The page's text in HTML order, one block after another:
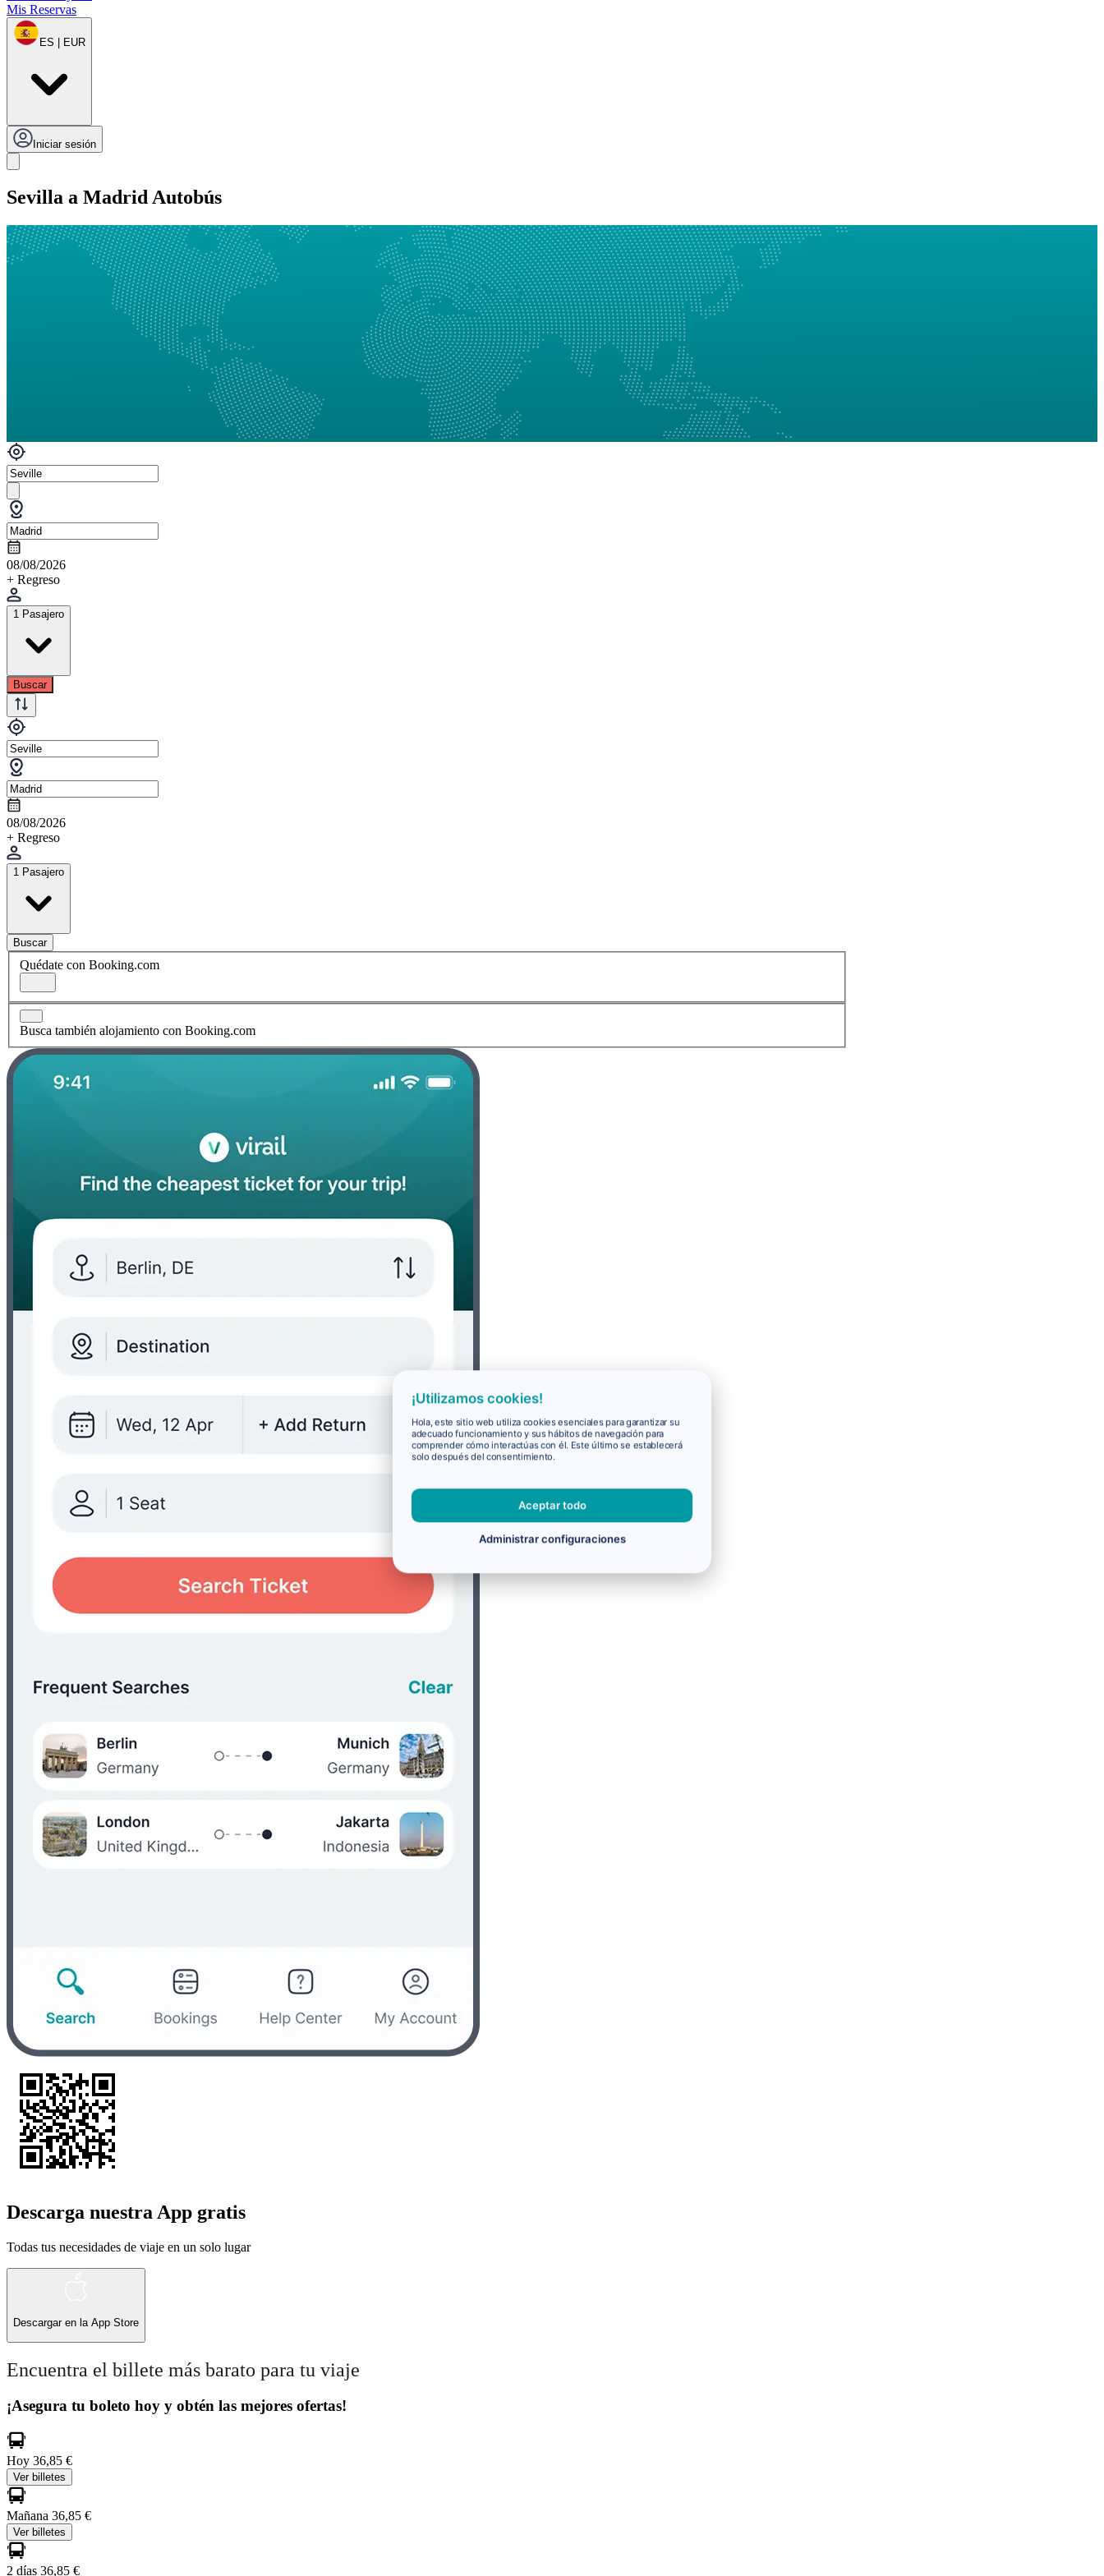
Mis Reservas
ES | EUR
Iniciar sesión
Sevilla a Madrid Autobús
08/08/2026
+ Regreso
1 Pasajero
Buscar
08/08/2026
+ Regreso
1 Pasajero
Buscar
Quédate con Booking.com
Busca también alojamiento con Booking.com
Descarga nuestra App gratis
Todas tus necesidades de viaje en un solo lugar
Descargar en la App Store
Encuentra el billete más barato para tu viaje
¡Asegura tu boleto hoy y obtén las mejores ofertas!
Hoy 36,85 €
Ver billetes
Mañana 36,85 €
Ver billetes
2 días 36,85 €
¡Utilizamos cookies!
Hola, este sitio web utiliza cookies esenciales para garantizar su
adecuado funcionamiento y sus hábitos de navegación para
comprender cómo interactúas con él. Este último se establecerá
solo después del consentimiento.
Aceptar todo
Administrar configuraciones